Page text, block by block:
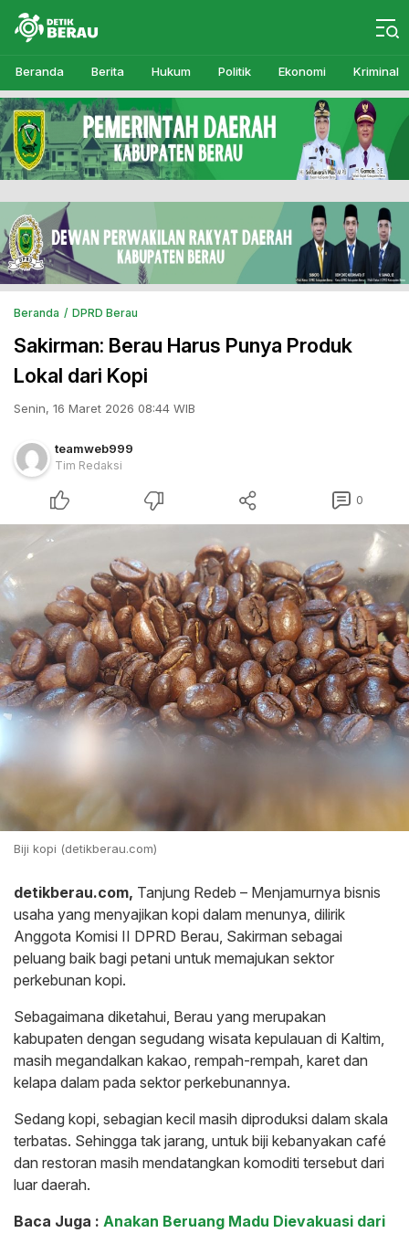
Detikberau.com
Media Diskusi Rakyat
Beranda Berita Hukum Politik Ekonomi Kriminal
Beranda DPRD Berau
Sakirman: Berau Harus Punya Produk
Lokal dari Kopi
Senin, 16 Maret 2026 08:44 WIB
teamweb999
Tim Redaksi
0
Biji kopi (detikberau.com)
detikberau.com, Tanjung Redeb – Menjamurnya bisnis
usaha yang menyajikan kopi dalam menunya, dilirik
Anggota Komisi II DPRD Berau, Sakirman sebagai
peluang baik bagi petani untuk memajukan sektor
perkebunan kopi.
Sebagaimana diketahui, Berau yang merupakan
kabupaten dengan segudang wisata kepulauan di Kaltim,
masih megandalkan kakao, rempah-rempah, karet dan
kelapa dalam pada sektor perkebunannya.
Sedang kopi, sebagian kecil masih diproduksi dalam skala
terbatas. Sehingga tak jarang, untuk biji kebanyakan café
dan restoran masih mendatangkan komoditi tersebut dari
luar daerah.
Baca Juga : Anakan Beruang Madu Dievakuasi dari